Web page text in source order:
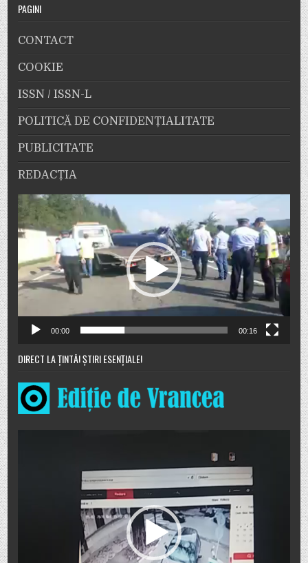
PAGINI
CONTACT
COOKIE
ISSN / ISSN-L
POLITICĂ DE CONFIDENȚIALITATE
PUBLICITATE
REDACȚIA
Player
video
00:00 00:16
DIRECT LA ȚINTĂ! ȘTIRI ESENȚIALE!